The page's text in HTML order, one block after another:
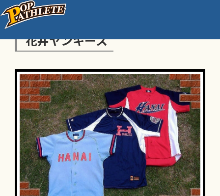
花井ヤンキース